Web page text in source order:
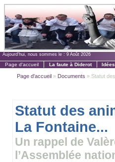
Aujourd'hui, nous sommes le : 9 Août 2026
Page d'accueil La faute à Diderot Idées
Page d'accueil » Documents » Statut
Statut des
La Fontaine...
Un rappel de
l’Assemblée